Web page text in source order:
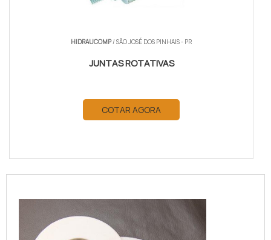
HIDRAUCOMP/ SÃO JOSÉ DOS PINHAIS - PR
JUNTAS ROTATIVAS
COTAR AGORA